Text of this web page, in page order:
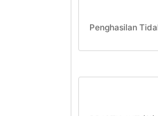
Penghasilan